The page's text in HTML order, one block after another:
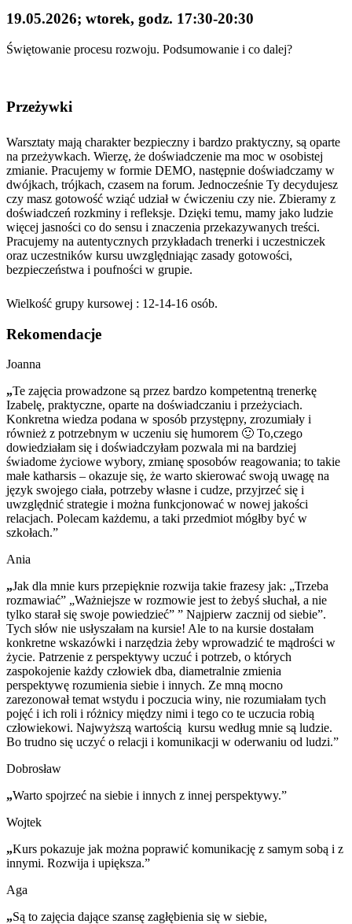
19.05.2026; wtorek, godz. 17:30-20:30
Świętowanie procesu rozwoju. Podsumowanie i co dalej?
Przeżywki
Warsztaty mają charakter bezpieczny i bardzo praktyczny, są oparte
na przeżywkach. Wierzę, że doświadczenie ma moc w osobistej
zmianie. Pracujemy w formie DEMO, następnie doświadczamy w
dwójkach, trójkach, czasem na forum. Jednocześnie Ty decydujesz
czy masz gotowość wziąć udział w ćwiczeniu czy nie. Zbieramy z
doświadczeń rozkminy i refleksje. Dzięki temu, mamy jako ludzie
więcej jasności co do sensu i znaczenia przekazywanych treści.
Pracujemy na autentycznych przykładach trenerki i uczestniczek
oraz uczestników kursu uwzględniając zasady gotowości,
bezpieczeństwa i poufności w grupie.
Wielkość grupy kursowej : 12-14-16 osób.
Rekomendacje
Joanna
„Te zajęcia prowadzone są przez bardzo kompetentną trenerkę
Izabelę, praktyczne, oparte na doświadczaniu i przeżyciach.
Konkretna wiedza podana w sposób przystępny, zrozumiały i
również z potrzebnym w uczeniu się humorem 🙂 To,czego
dowiedziałam się i doświadczyłam pozwala mi na bardziej
świadome życiowe wybory, zmianę sposobów reagowania; to takie
małe katharsis – okazuje się, że warto skierować swoją uwagę na
język swojego ciała, potrzeby własne i cudze, przyjrzeć się i
uwzględnić strategie i można funkcjonować w nowej jakości
relacjach. Polecam każdemu, a taki przedmiot mógłby być w
szkołach.”
Ania
„Jak dla mnie kurs przepięknie rozwija takie frazesy jak: „Trzeba
rozmawiać” „Ważniejsze w rozmowie jest to żebyś słuchał, a nie
tylko starał się swoje powiedzieć” ” Najpierw zacznij od siebie”.
Tych słów nie usłyszałam na kursie! Ale to na kursie dostałam
konkretne wskazówki i narzędzia żeby wprowadzić te mądrości w
życie. Patrzenie z perspektywy uczuć i potrzeb, o których
zaspokojenie każdy człowiek dba, diametralnie zmienia
perspektywę rozumienia siebie i innych. Ze mną mocno
zarezonował temat wstydu i poczucia winy, nie rozumiałam tych
pojęć i ich roli i różnicy między nimi i tego co te uczucia robią
człowiekowi. Najwyższą wartością kursu według mnie są ludzie.
Bo trudno się uczyć o relacji i komunikacji w oderwaniu od ludzi.”
Dobrosław
„Warto spojrzeć na siebie i innych z innej perspektywy.”
Wojtek
„Kurs pokazuje jak można poprawić komunikację z samym sobą i z
innymi. Rozwija i upiększa.”
Aga
„Są to zajęcia dające szansę zagłębienia się w siebie,